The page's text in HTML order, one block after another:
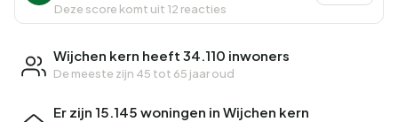
Deze score komt uit 12 reacties
Wijchen kern heeft 34.110 inwoners
De meeste zijn 45 tot 65 jaar oud
Er zijn 15.145 woningen in Wijchen kern